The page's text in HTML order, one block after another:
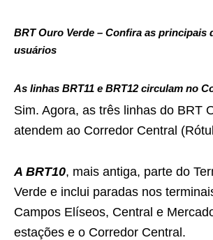
BRT Ouro Verde – Confira as principais
usuários
As linhas BRT11 e BRT12 circulam no
Sim. Agora, as três linhas do BRT
atendem ao Corredor Central
A BRT10, mais antiga, parte do
Verde e inclui paradas nos
Campos Elíseos, Central e
estações e o Corredor Central.